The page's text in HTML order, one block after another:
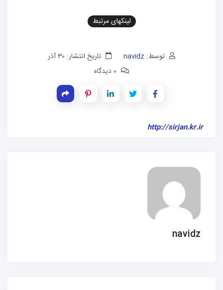
لینکهای مرتبط
توسط: navidz
تاریخ انتشار: ۳۰ آذر
http://sirjan.kr.ir
navidz